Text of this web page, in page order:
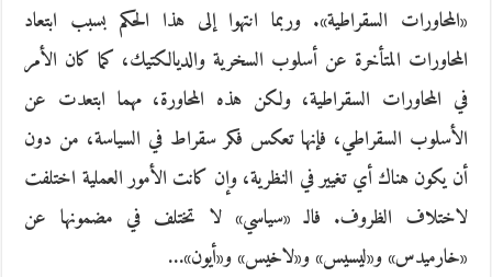
«المحاورات السقراطية». وربما انتهوا إلى هذا الحكم بسبب ابتعاد
المحاورات المتأخرة عن أسلوب السخرية والديالكتيك، كما كان الأمر
في المحاورات السقراطية، ولكن هذه المحاورة، مهما ابتعدت عن
الأسلوب السقراطي، فإنها تعكس فكر سقراط في السياسة، من دون
أن يكون هناك أي تغيير في النظرية، وإن كانت الأمور العملية اختلفت
لاختلاف الظروف. فالـ «سياسي» لا تختلف في مضمونها عن
«خارميدس» و«ليسيس» و«لاخيس» و«أيون»…